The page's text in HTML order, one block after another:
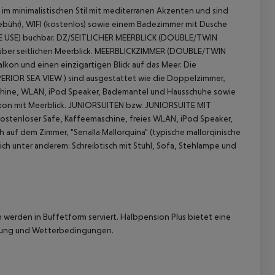
minimalistischen Stil mit mediterranen Akzenten und sind
WIFI (kostenlos) sowie einem Badezimmer mit Dusche
USE) buchbar. DZ/SEITLICHER MEERBLICK (DOUBLE/TWIN
seitlichen Meerblick. MEERBLICKZIMMER (DOUBLE/TWIN
und einen einzigartigen Blick auf das Meer. Die
SEA VIEW ) sind ausgestattet wie die Doppelzimmer,
WLAN, iPod Speaker, Bademantel und Hausschuhe sowie
mit Meerblick. JUNIORSUITEN bzw. JUNIORSUITE MIT
Safe, Kaffeemaschine, freies WLAN, iPod Speaker,
dem Zimmer, "Senalla Mallorquina" (typische mallorqinische
unter anderem: Schreibtisch mit Stuhl, Sofa, Stehlampe und
werden in Buffetform serviert. Halbpension Plus bietet eine
und Wetterbedingungen.